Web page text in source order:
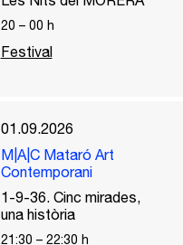
20 – 00 h
Festival
01.09.2026
M|A|C Mataró Art
Contemporani
1-9-36. Cinc mirades,
una història
21:30 – 22:30 h